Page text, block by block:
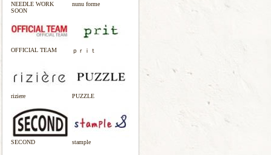
NEEDLE WORK
SOON
nunu forme
OFFICIAL TEAM ｐｒｉｔ
riziere PUZZLE
SECOND stample